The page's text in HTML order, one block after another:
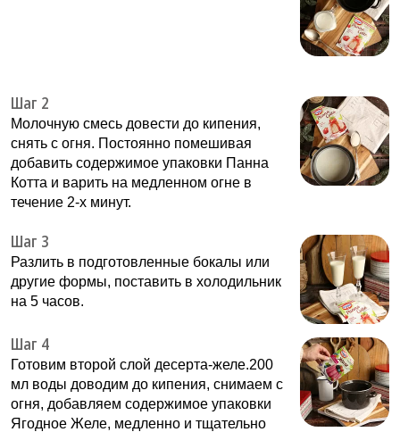
Шаг 2
Молочную смесь довести до кипения,
снять с огня. Постоянно помешивая
добавить содержимое упаковки Панна
Котта и варить на медленном огне в
течение 2-х минут.
Шаг 3
Разлить в подготовленные бокалы или
другие формы, поставить в холодильник
на 5 часов.
Шаг 4
Готовим второй слой десерта-желе.200
мл воды доводим до кипения, снимаем с
огня, добавляем содержимое упаковки
Ягодное Желе, медленно и тщательно